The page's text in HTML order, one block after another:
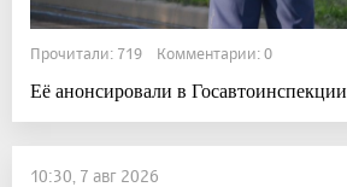
Прочитали: 719 Комментарии: 0
Её анонсировали в Госавтоинспекции
10:30, 7 авг 2026